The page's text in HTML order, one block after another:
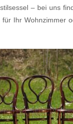
– bei uns
für Ihr Wohnzimmer